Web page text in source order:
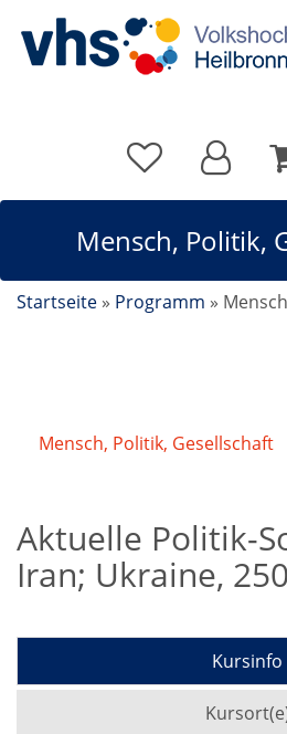
Mensch, Politik,
Startseite » Programm »
Mensch, Politik, Gesellschaft
Aktuelle Politik-
Iran; Ukraine,
Kursinfo